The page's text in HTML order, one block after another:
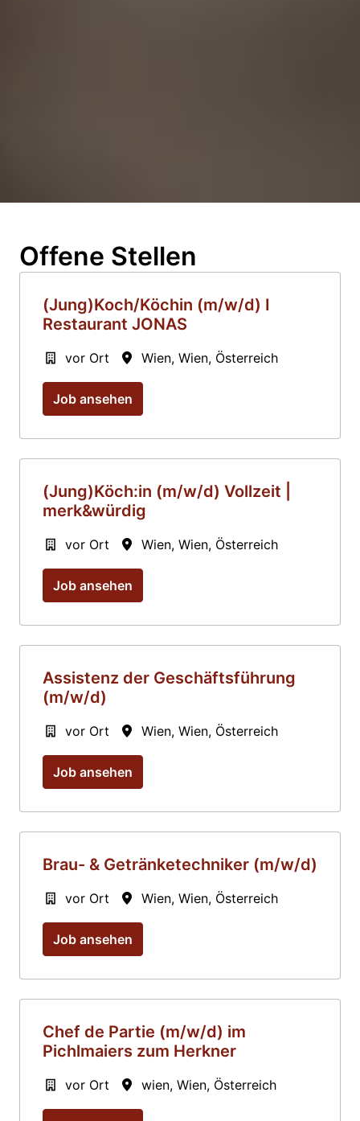
Offene Stellen
(Jung)Koch/Köchin (m/w/d) I
Restaurant JONAS
vor Ort Wien, Wien, Österreich
Job ansehen
(Jung)Köch:in (m/w/d) Vollzeit |
merk&würdig
vor Ort Wien, Wien, Österreich
Job ansehen
Assistenz der Geschäftsführung
(m/w/d)
vor Ort Wien, Wien, Österreich
Job ansehen
Brau- & Getränketechniker (m/w/d)
vor Ort Wien, Wien, Österreich
Job ansehen
Chef de Partie (m/w/d) im
Pichlmaiers zum Herkner
vor Ort wien, Wien, Österreich